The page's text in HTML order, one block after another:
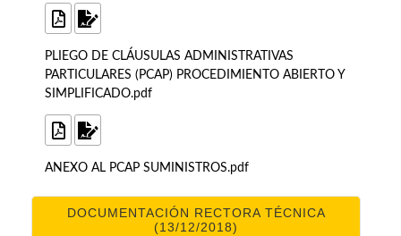
PLIEGO DE CLÁUSULAS ADMINISTRATIVAS
PARTICULARES (PCAP) PROCEDIMIENTO ABIERTO Y
SIMPLIFICADO.pdf
ANEXO AL PCAP SUMINISTROS.pdf
DOCUMENTACIÓN RECTORA TÉCNICA
(13/12/2018)